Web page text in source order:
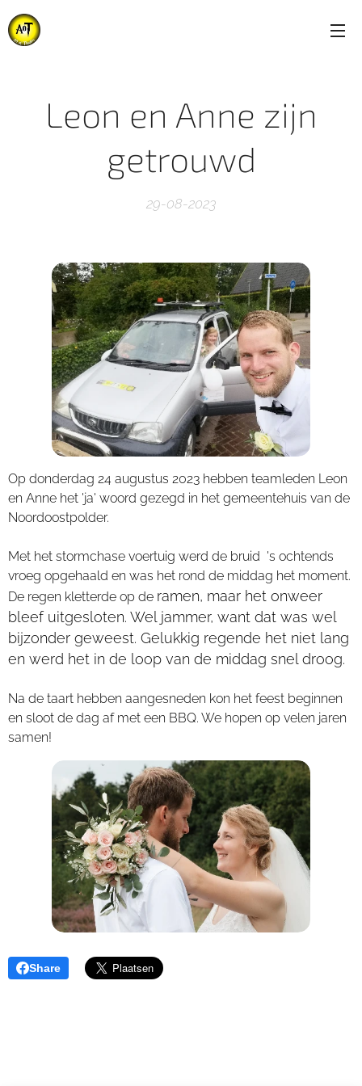
Leon en Anne zijn
getrouwd
29-08-2023
Op donderdag 24 augustus 2023 hebben teamleden Leon
en Anne het 'ja' woord gezegd in het gemeentehuis van de
Noordoostpolder.
Met het stormchase voertuig werd de bruid 's ochtends
vroeg opgehaald en was het rond de middag het moment.
De regen kletterde op de ramen, maar het onweer
bleef uitgesloten. Wel jammer, want dat was wel
bijzonder geweest. Gelukkig regende het niet lang
en werd het in de loop van de middag snel droog.
Na de taart hebben aangesneden kon het feest beginnen
en sloot de dag af met een BBQ. We hopen op velen jaren
samen!
Share